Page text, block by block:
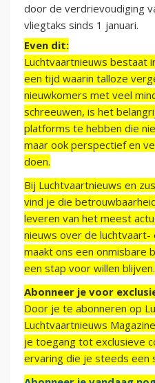
door de verdrievoudiging
vliegtaks sinds 1 januari.
Even dit:
Luchtvaartnieuws bestaat
een tijd waarin talloze
nieuwkomers met veel
schreeuwen, is het
platforms te hebben die
maar ook perspectief en
doen.
Bij Luchtvaartnieuws en
vind je die
leveren van het meest
nieuws over de luchtvaart-
maakt ons een onmisbare
een stap voor willen blijven.
Abonneer je voor
Door je te abonneren op
Luchtvaartnieuws
je toegang tot exclusieve
ervaring die je steeds een